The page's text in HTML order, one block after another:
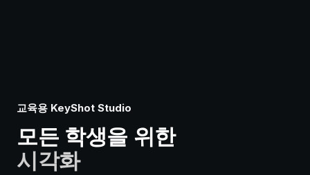
교육용 KeyShot Studio
모든 학생을 위한
시각화